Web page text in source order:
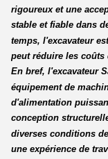
rigoureux et une
stable et fiable dans
temps, l'excavateur
peut réduire les coûts
En bref, l'excavateur
équipement de
d'alimentation
conception
diverses conditions
une expérience de